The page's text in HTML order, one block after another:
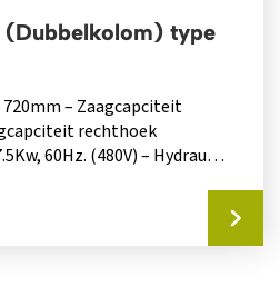
(Dubbelkolom) type
– Zaagcapciteit
rechthoek
60Hz. (480V) – Hydraulic